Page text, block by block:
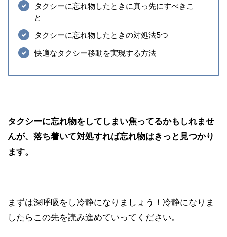
タクシーに忘れ物したときに真っ先にすべきこ
と
タクシーに忘れ物したときの対処法5つ
快適なタクシー移動を実現する方法
タクシーに忘れ物をしてしまい焦ってるかもしれませ
んが、 落ち着いて対処すれば忘れ物はきっと見つかり
ます。
まずは深呼吸をし冷静になりましょう！冷静になりま
したらこの先を読み進めていってください。